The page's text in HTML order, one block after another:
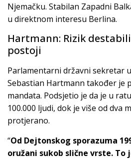
Njemačku. Stabilan Zapadni
u direktnom interesu Berlina.
Hartmann: Rizik
postoji
Parlamentarni državni sekretar
Sebastian Hartmann također je
mandata. Podsjetio je da je u
100.000 ljudi, dok je više od dva
protjerano.
“Od Dejtonskog sporazuma
oružani sukob slične vrste. To